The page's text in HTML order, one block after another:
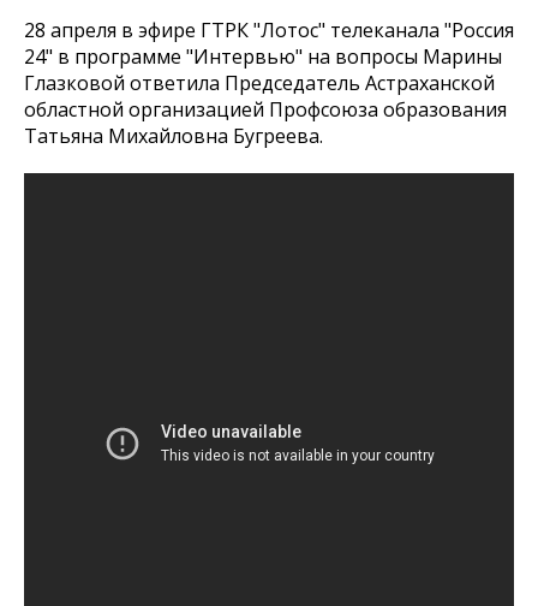
28 апреля в эфире ГТРК "Лотос" телеканала "Россия
24" в программе "Интервью" на вопросы Марины
Глазковой ответила Председатель Астраханской
областной организацией Профсоюза образования
Татьяна Михайловна Бугреева.